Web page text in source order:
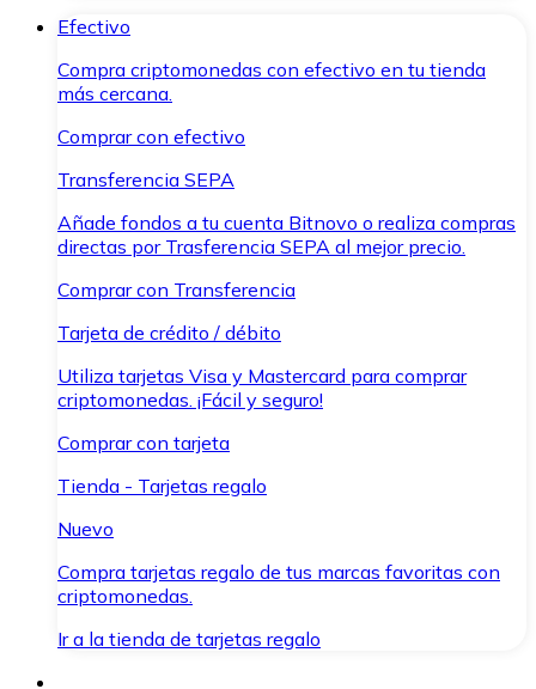
Efectivo
Compra criptomonedas con efectivo en tu tienda
más cercana.
Comprar con efectivo
Transferencia SEPA
Añade fondos a tu cuenta Bitnovo o realiza compras
directas por Trasferencia SEPA al mejor precio.
Comprar con Transferencia
Tarjeta de crédito / débito
Utiliza tarjetas Visa y Mastercard para comprar
criptomonedas. ¡Fácil y seguro!
Comprar con tarjeta
Tienda - Tarjetas regalo
Nuevo
Compra tarjetas regalo de tus marcas favoritas con
criptomonedas.
Ir a la tienda de tarjetas regalo